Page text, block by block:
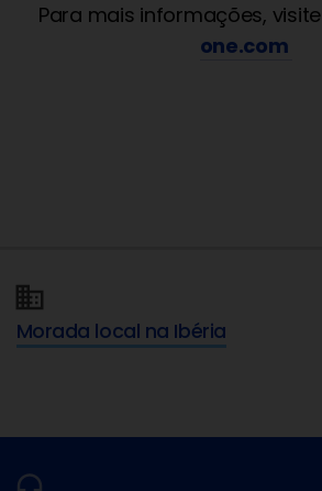
Para mais informações, visite
one.com
Morada local na Ibéria